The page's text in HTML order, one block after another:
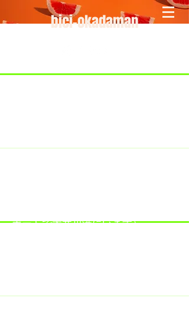
bici-okadaman
ポートで大井川港にいます）